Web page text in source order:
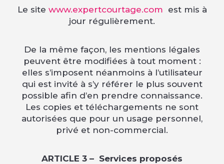
Le site www.expertcourtage.com est mis à
jour régulièrement.
De la même façon, les mentions légales
peuvent être modifiées à tout moment :
elles s’imposent néanmoins à l’utilisateur
qui est invité à s’y référer le plus souvent
possible afin d’en prendre connaissance.
Les copies et téléchargements ne sont
autorisées que pour un usage personnel,
privé et non-commercial.
ARTICLE 3 – Services proposés